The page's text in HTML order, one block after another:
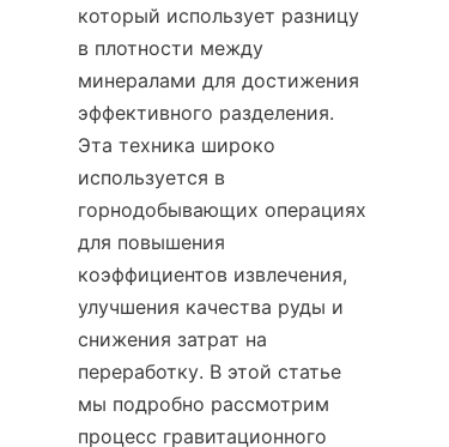
который использует разницу
в плотности между
минералами для достижения
эффективного разделения.
Эта техника широко
используется в
горнодобывающих операциях
для повышения
коэффициентов извлечения,
улучшения качества руды и
снижения затрат на
переработку. В этой статье
мы подробно рассмотрим
процесс гравитационного